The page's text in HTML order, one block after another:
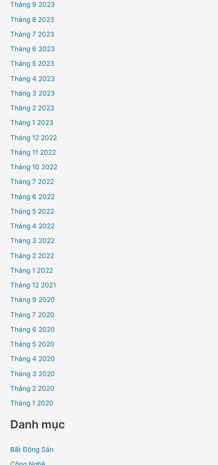
Tháng 9 2023
Tháng 8 2023
Tháng 7 2023
Tháng 6 2023
Tháng 5 2023
Tháng 4 2023
Tháng 3 2023
Tháng 2 2023
Tháng 1 2023
Tháng 12 2022
Tháng 11 2022
Tháng 10 2022
Tháng 7 2022
Tháng 6 2022
Tháng 5 2022
Tháng 4 2022
Tháng 3 2022
Tháng 2 2022
Tháng 1 2022
Tháng 12 2021
Tháng 9 2020
Tháng 7 2020
Tháng 6 2020
Tháng 5 2020
Tháng 4 2020
Tháng 3 2020
Tháng 2 2020
Tháng 1 2020
Danh mục
Bất Động Sản